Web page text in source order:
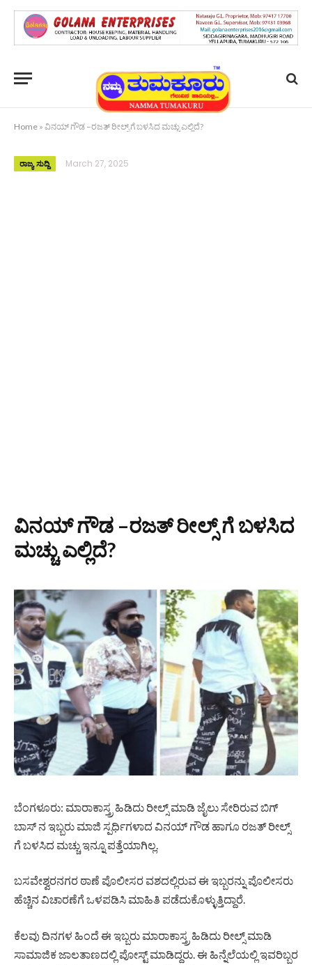
Home » ವಿನಯ್ ಗೌಡ –ರಜತ್ ರೀಲ್ಸ್ ಗೆ ಬಳಸಿದ ಮಚ್ಚು ಎಲ್ಲಿದೆ?
ರಾಜ್ಯ ಸುದ್ದಿ March 27, 2025
ವಿನಯ್ ಗೌಡ –ರಜತ್ ರೀಲ್ಸ್ ಗೆ ಬಳಸಿದ
ಮಚ್ಚು ಎಲ್ಲಿದೆ?
ಬೆಂಗಳೂರು: ಮಾರಾಕಾಸ್ತ್ರ ಹಿಡಿದು ರೀಲ್ಸ್ ಮಾಡಿ ಜೈಲು ಸೇರಿರುವ ಬಿಗ್
ಬಾಸ್ ನ ಇಬ್ಬರು ಮಾಜಿ ಸ್ಪರ್ಧಿಗಳಾದ ವಿನಯ್ ಗೌಡ ಹಾಗೂ ರಜತ್ ರೀಲ್ಸ್
ಗೆ ಬಳಸಿದ ಮಚ್ಚು ಇನ್ನೂ ಪತ್ತೆಯಾಗಿಲ್ಲ.
ಬಸವೇಶ್ವರನಗರ ಠಾಣೆ ಪೊಲೀಸರ ವಶದಲ್ಲಿರುವ ಈ ಇಬ್ಬರನ್ನು ಪೊಲೀಸರು
ಹೆಚ್ಚಿನ ವಿಚಾರಣೆಗೆ ಒಳಪಡಿಸಿ ಮಾಹಿತಿ ಪಡೆದುಕೊಳ್ಳುತ್ತಿದ್ದಾರೆ.
ಕೆಲವು ದಿನಗಳ ಹಿಂದೆ ಈ ಇಬ್ಬರು ಮಾರಾಕಾಸ್ತ್ರ ಹಿಡಿದು ರೀಲ್ಸ್ ಮಾಡಿ
ಸಾಮಾಜಿಕ ಜಾಲತಾಣದಲ್ಲಿ ಪೋಸ್ಟ್ ಮಾಡಿದ್ದರು. ಈ ಹಿನ್ನೆಲೆಯಲ್ಲಿ ಇವರಿಬ್ಬರ